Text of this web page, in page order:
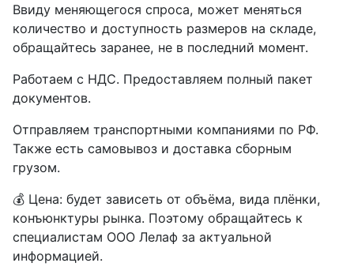
Ввиду меняющегося спроса, может меняться
количество и доступность размеров на складе,
обращайтесь заранее, не в последний момент.
Работаем с НДС. Предоставляем полный пакет
документов.
Отправляем транспортными компаниями по РФ.
Также есть самовывоз и доставка сборным
грузом.
💰 Цена: будет зависеть от объёма, вида плёнки,
конъюнктуры рынка. Поэтому обращайтесь к
специалистам ООО Лелаф за актуальной
информацией.